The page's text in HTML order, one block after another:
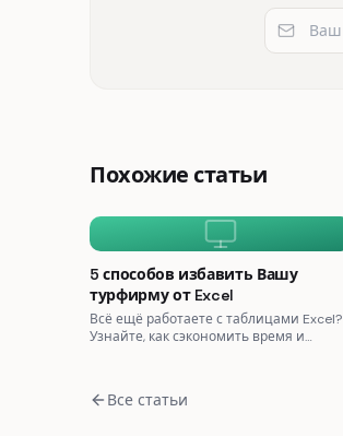
Ваш email
Похожие статьи
5 способов избавить Вашу
турфирму от Excel
Всё ещё работаете с таблицами Excel?
Узнайте, как сэкономить время и
Все статьи